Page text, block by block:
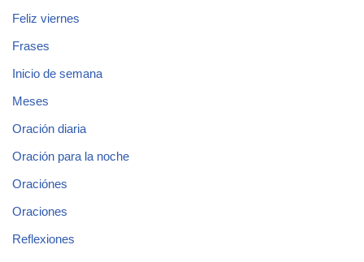
Feliz viernes
Frases
Inicio de semana
Meses
Oración diaria
Oración para la noche
Oraciónes
Oraciones
Reflexiones